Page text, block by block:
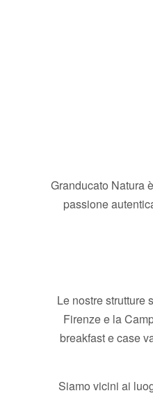
Granducato Natura
passione
Le nostre strutture
Firenze e la
breakfast e case
Siamo vicini ai